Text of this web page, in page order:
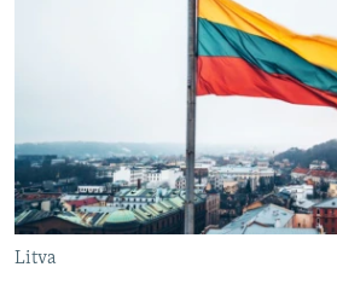
Litva